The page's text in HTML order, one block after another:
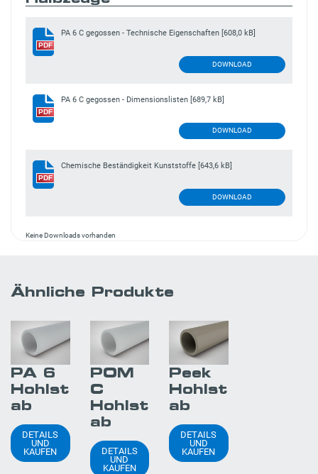
PDF
PA 6 C gegossen - Technische Eigenschaften [608,0 kB]
DOWNLOAD
PDF
PA 6 C gegossen - Dimensionslisten [689,7 kB]
DOWNLOAD
PDF
Chemische Beständigkeit Kunststoffe [643,6 kB]
DOWNLOAD
Keine Downloads vorhanden
Ähnliche Produkte
PA 6
Hohlst
ab
DETAILS
UND
KAUFEN
POM
C
Hohlst
ab
DETAILS
UND
KAUFEN
Peek
Hohlst
ab
DETAILS
UND
KAUFEN